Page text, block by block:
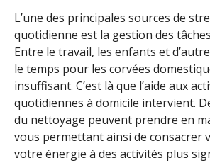
L’une des principales sources de
quotidienne est la gestion des
Entre le travail, les enfants et
le temps pour les corvées
insuffisant. C’est là que l’aide aux
quotidiennes à domicile intervient.
du nettoyage peuvent prendre en
vous permettant ainsi de consacrer
votre énergie à des activités plus